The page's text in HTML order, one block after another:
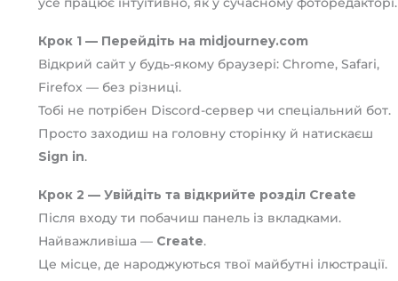
Крок 1 — Перейдіть на midjourney.com
Відкрий сайт у будь-якому браузері: Chrome, Safari,
Firefox — без різниці.
Тобі не потрібен Discord-сервер чи спеціальний бот.
Просто заходиш на головну сторінку й натискаєш
Sign in.
Крок 2 — Увійдіть та відкрийте розділ Create
Після входу ти побачиш панель із вкладками.
Найважливіша — Create.
Це місце, де народжуються твої майбутні ілюстрації.